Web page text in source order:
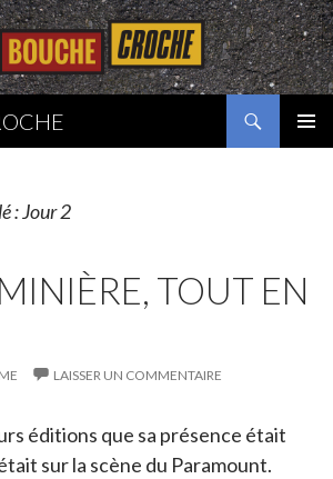
: Jour 2
TOUT EN
LAISSER UN COMMENTAIRE
éditions que sa présence était
sur la scène du Paramount.